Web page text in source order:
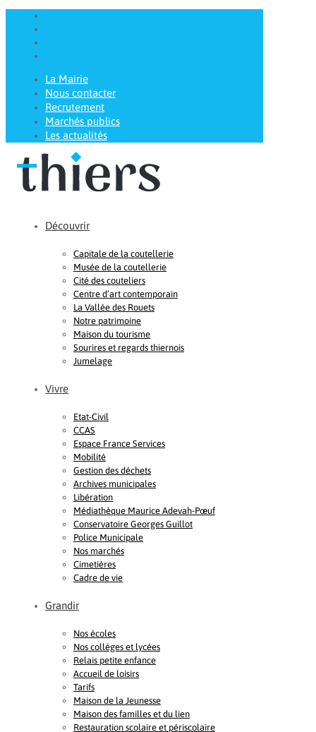
La Mairie
Nous contacter
Recrutement
Marchés publics
Les actualités
Découvrir
Capitale de la coutellerie
Musée de la coutellerie
Cité des couteliers
Centre d’art contemporain
La Vallée des Rouets
Notre patrimoine
Maison du tourisme
Sourires et regards thiernois
Jumelage
Vivre
Etat-Civil
CCAS
Espace France Services
Mobilité
Gestion des déchets
Archives municipales
Libération
Médiathèque Maurice Adevah-Pœuf
Conservatoire Georges Guillot
Police Municipale
Nos marchés
Cimetières
Cadre de vie
Grandir
Nos écoles
Nos collèges et lycées
Relais petite enfance
Accueil de loisirs
Tarifs
Maison de la Jeunesse
Maison des familles et du lien
Restauration scolaire et périscolaire